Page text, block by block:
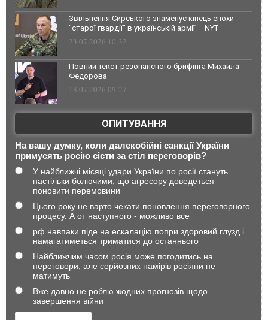
Звільнення Сирського знаменує кінець епохи
"старої гвардії" в українській армії — NYT
23.07.2026 10:32
Повний текст резонансного брифінга Михайла
Федорова
18.07.2026 09:27
ОПИТУВАННЯ
На вашу думку, коли далекобійні санкції України
примусять росію сісти за стіл переговорів?
У найближчі місяці удари України по росії стануть
настільки болючими, що агресору доведеться
поновити перемовини
Цього року не варто чекати поновлення переговорного
процесу. А от наступного - можливо все
рф навпаки піде на ескалацію попри здоровий глузд і
намагатиметься триматися до останнього
Найближчим часом росія може погодитись на
переговори, але серйозних намірів росіяни не
матимуть
Вже давно не роблю жодних прогнозів щодо
завершення війни